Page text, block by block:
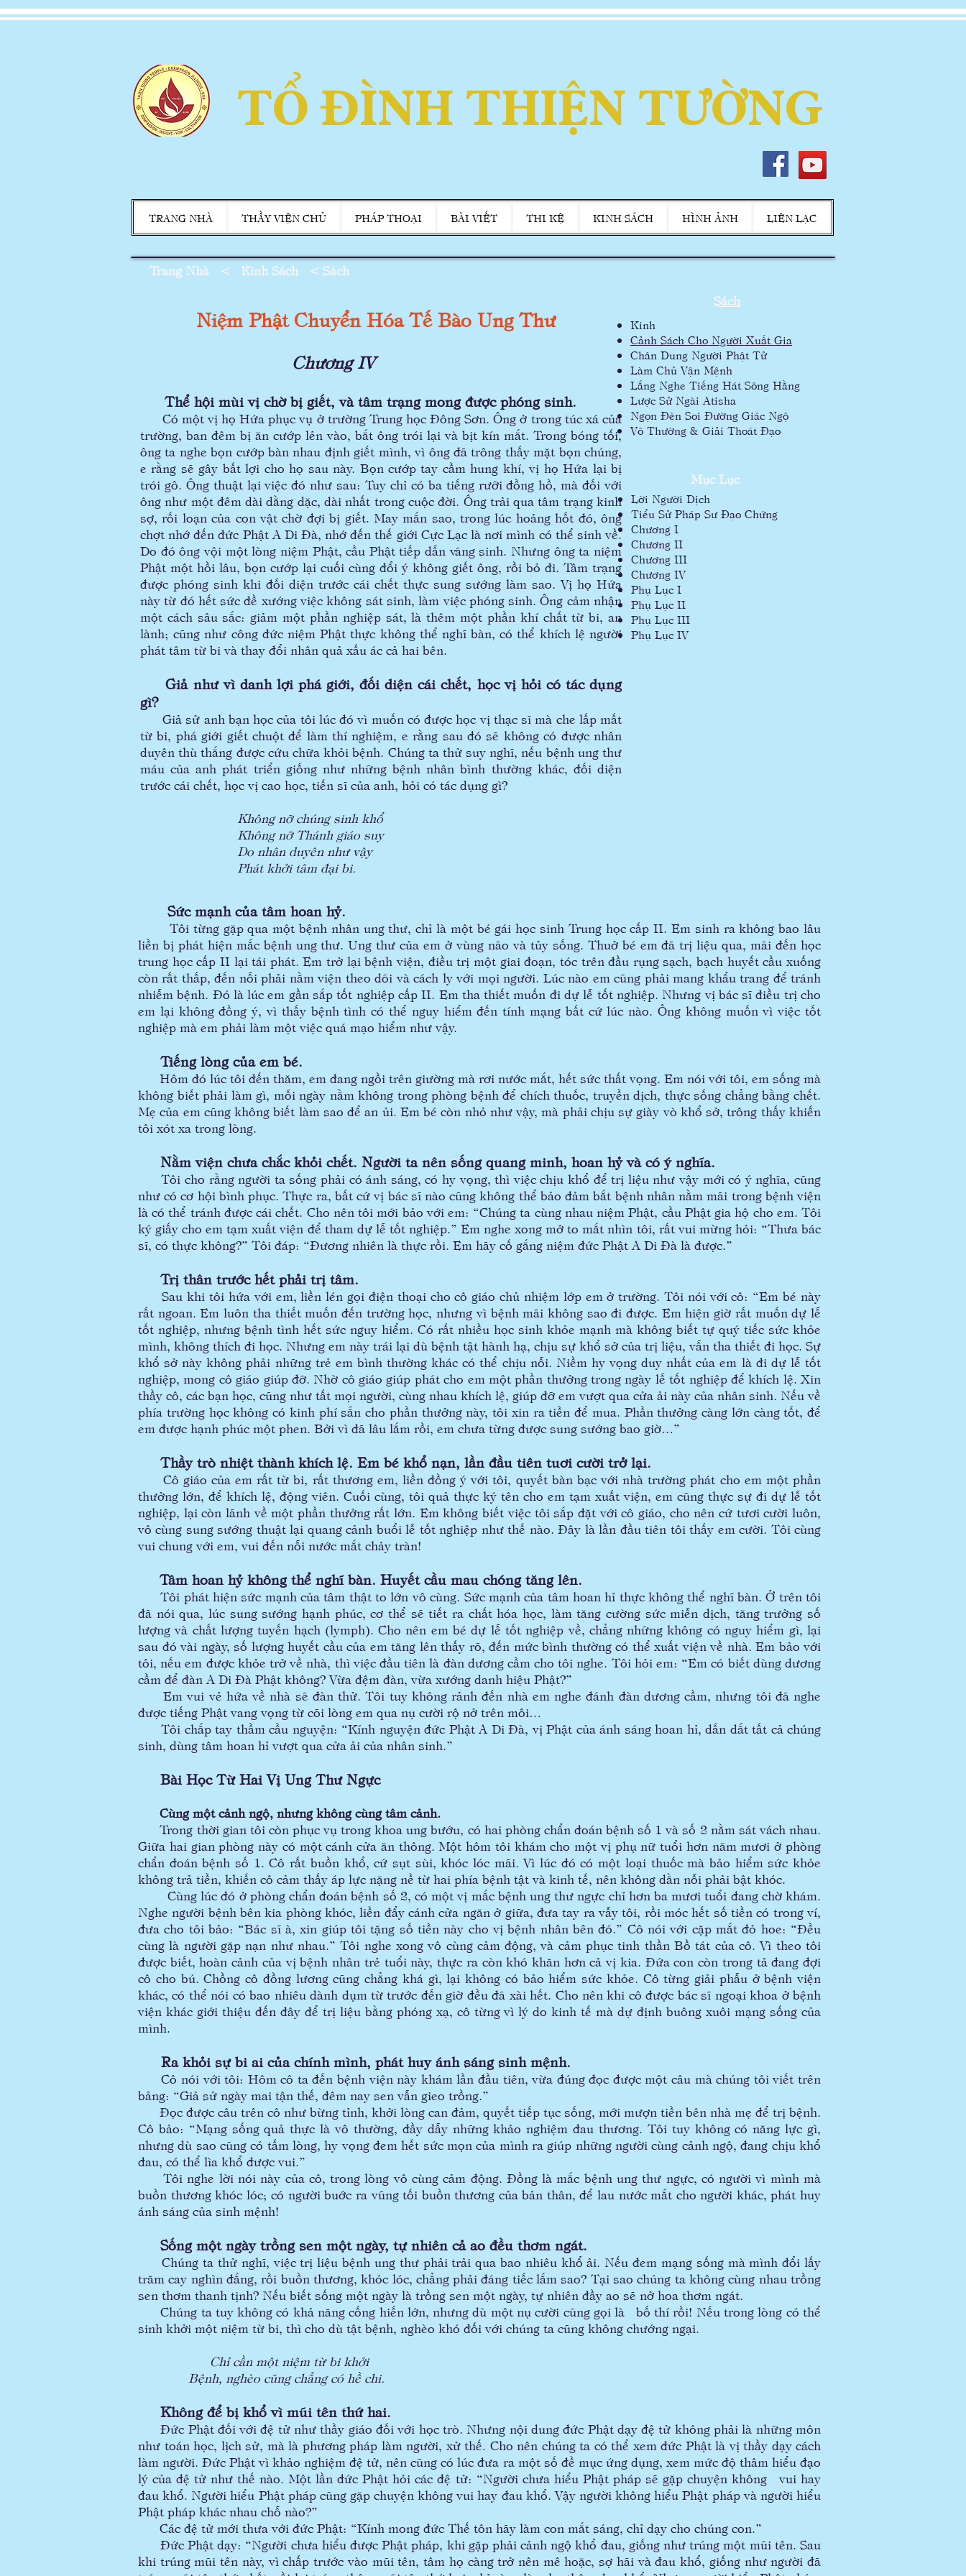
TỔ ĐÌNH THIỆN TƯỜNG
TRANG NHÀ THẦY VIỆN CHỦ PHÁP THOẠI BÀI VIẾT THI KỆ KINH SÁCH HÌNH ẢNH LIÊN LẠC
Trang Nhà < Kinh Sách < Sách
Niệm Phật Chuyển Hóa Tế Bào Ung Thư
Chương IV
Thể hội mùi vị chờ bị giết, và tâm trạng mong được phóng sinh.
Có một vị họ Hứa phục vụ ở trường Trung học Đông Sơn. Ông ở trong túc xá của
trường, ban đêm bị ăn cướp lẻn vào, bắt ông trói lại và bịt kín mắt. Trong bóng tối,
ông ta nghe bọn cướp bàn nhau định giết mình, vì ông đã trông thấy mặt bọn chúng,
e rằng sẽ gây bất lợi cho họ sau này. Bọn cướp tay cầm hung khí, vị họ Hứa lại bị
trói gô. Ông thuật lại việc đó như sau: Tuy chỉ có ba tiếng rưỡi đồng hồ, mà đối với
ông như một đêm dài dằng dặc, dài nhất trong cuộc đời. Ông trải qua tâm trạng kinh
sợ, rối loạn của con vật chờ đợi bị giết. May mắn sao, trong lúc hoảng hốt đó, ông
chợt nhớ đến đức Phật A Di Đà, nhớ đến thế giới Cực Lạc là nơi mình có thể sinh về.
Do đó ông vội một lòng niệm Phật, cầu Phật tiếp dẫn vãng sinh. Nhưng ông ta niệm
Phật một hồi lâu, bọn cướp lại cuối cùng đổi ý không giết ông, rồi bỏ đi. Tâm trạng
được phóng sinh khi đối diện trước cái chết thực sung sướng làm sao. Vị họ Hứa
này từ đó hết sức đề xướng việc không sát sinh, làm việc phóng sinh. Ông cảm nhận
một cách sâu sắc: giảm một phần nghiệp sát, là thêm một phần khí chất từ bi, an
lành; cũng như công đức niệm Phật thực không thể nghĩ bàn, có thể khích lệ người
phát tâm từ bi và thay đổi nhân quả xấu ác cả hai bên.
Giả như vì danh lợi phá giới, đối diện cái chết, học vị hỏi có tác dụng
gì?
Giả sử anh bạn học của tôi lúc đó vì muốn có được học vị thạc sĩ mà che lấp mất
từ bi, phá giới giết chuột để làm thí nghiệm, e rằng sau đó sẽ không có được nhân
duyên thù thắng được cứu chữa khỏi bệnh. Chúng ta thử suy nghĩ, nếu bệnh ung thư
máu của anh phát triển giống như những bệnh nhân bình thường khác, đối diện
trước cái chết, học vị cao học, tiến sĩ của anh, hỏi có tác dụng gì?
Không nỡ chúng sinh khổ
Không nỡ Thánh giáo suy
Do nhân duyên như vậy
Phát khởi tâm đại bi.
Sách
Mục Lục
Sức mạnh của tâm hoan hỷ.
Tôi từng gặp qua một bệnh nhân ung thư, chỉ là một bé gái học sinh Trung học cấp II. Em sinh ra không bao lâu
liền bị phát hiện mắc bệnh ung thư. Ung thư của em ở vùng não và tủy sống. Thuở bé em đã trị liệu qua, mãi đến học
trung học cấp II lại tái phát. Em trở lại bệnh viện, điều trị một giai đoạn, tóc trên đầu rụng sạch, bạch huyết cầu xuống
còn rất thấp, đến nỗi phải nằm viện theo dõi và cách ly với mọi người. Lúc nào em cũng phải mang khẩu trang để tránh
nhiễm bệnh. Đó là lúc em gần sắp tốt nghiệp cấp II. Em tha thiết muốn đi dự lễ tốt nghiệp. Nhưng vị bác sĩ điều trị cho
em lại không đồng ý, vì thấy bệnh tình có thể nguy hiểm đến tính mạng bất cứ lúc nào. Ông không muốn vì việc tốt
nghiệp mà em phải làm một việc quá mạo hiểm như vậy.
Tiếng lòng của em bé.
Hôm đó lúc tôi đến thăm, em đang ngồi trên giường mà rơi nước mắt, hết sức thất vọng. Em nói với tôi, em sống mà
không biết phải làm gì, mỗi ngày nằm không trong phòng bệnh để chích thuốc, truyền dịch, thực sống chẳng bằng chết.
Mẹ của em cũng không biết làm sao để an ủi. Em bé còn nhỏ như vậy, mà phải chịu sự giày vò khổ sở, trông thấy khiến
tôi xót xa trong lòng.
Nằm viện chưa chắc khỏi chết. Người ta nên sống quang minh, hoan hỷ và có ý nghĩa.
Tôi cho rằng người ta sống phải có ánh sáng, có hy vọng, thì việc chịu khổ để trị liệu như vậy mới có ý nghĩa, cũng
như có cơ hội bình phục. Thực ra, bất cứ vị bác sĩ nào cũng không thể bảo đảm bắt bệnh nhân nằm mãi trong bệnh viện
là có thể tránh được cái chết. Cho nên tôi mới bảo với em: “Chúng ta cùng nhau niệm Phật, cầu Phật gia hộ cho em. Tôi
ký giấy cho em tạm xuất viện để tham dự lễ tốt nghiệp.” Em nghe xong mở to mắt nhìn tôi, rất vui mừng hỏi: “Thưa bác
sĩ, có thực không?” Tôi đáp: “Đương nhiên là thực rồi. Em hãy cố gắng niệm đức Phật A Di Đà là được.”
Trị thân trước hết phải trị tâm.
Sau khi tôi hứa với em, liền lén gọi điện thoại cho cô giáo chủ nhiệm lớp em ở trường. Tôi nói với cô: “Em bé này
rất ngoan. Em luôn tha thiết muốn đến trường học, nhưng vì bệnh mãi không sao đi được. Em hiện giờ rất muốn dự lễ
tốt nghiệp, nhưng bệnh tình hết sức nguy hiểm. Có rất nhiều học sinh khỏe mạnh mà không biết tự quý tiếc sức khỏe
mình, không thích đi học. Nhưng em này trái lại dù bệnh tật hành hạ, chịu sự khổ sở của trị liệu, vẫn tha thiết đi học. Sự
khổ sở này không phải những trẻ em bình thường khác có thể chịu nỗi. Niềm hy vọng duy nhất của em là đi dự lễ tốt
nghiệp, mong cô giáo giúp đỡ. Nhờ cô giáo giúp phát cho em một phần thưởng trong ngày lễ tốt nghiệp để khích lệ. Xin
thầy cô, các bạn học, cũng như tất mọi người, cùng nhau khích lệ, giúp đỡ em vượt qua cửa ải này của nhân sinh. Nếu về
phía trường học không có kinh phí sẵn cho phần thưởng này, tôi xin ra tiền để mua. Phần thưởng càng lớn càng tốt, để
em được hạnh phúc một phen. Bởi vì đã lâu lắm rồi, em chưa từng được sung sướng bao giờ…”
Thầy trò nhiệt thành khích lệ. Em bé khổ nạn, lần đầu tiên tuơi cười trở lại.
Cô giáo của em rất từ bi, rất thương em, liền đồng ý với tôi, quyết bàn bạc với nhà trường phát cho em một phần
thưởng lớn, để khích lệ, động viên. Cuối cùng, tôi quả thực ký tên cho em tạm xuất viện, em cũng thực sự đi dự lễ tốt
nghiệp, lại còn lãnh về một phần thưởng rất lớn. Em không biết việc tôi sắp đặt với cô giáo, cho nên cứ tươi cười luôn,
vô cùng sung sướng thuật lại quang cảnh buổi lễ tốt nghiệp như thế nào. Đây là lần đầu tiên tôi thấy em cười. Tôi cùng
vui chung với em, vui đến nỗi nước mắt chảy tràn!
Tâm hoan hỷ không thể nghĩ bàn. Huyết cầu mau chóng tăng lên.
Tôi phát hiện sức mạnh của tâm thật to lớn vô cùng. Sức mạnh của tâm hoan hỉ thực không thể nghĩ bàn. Ở trên tôi
đã nói qua, lúc sung sướng hạnh phúc, cơ thể sẽ tiết ra chất hóa học, làm tăng cường sức miễn dịch, tăng trưởng số
lượng và chất lượng tuyến hạch (lymph). Cho nên em bé dự lễ tốt nghiệp về, chẳng những không có nguy hiểm gì, lại
sau đó vài ngày, số lượng huyết cầu của em tăng lên thấy rõ, đến mức bình thường có thể xuất viện về nhà. Em bảo với
tôi, nếu em được khỏe trở về nhà, thì việc đầu tiên là đàn dương cầm cho tôi nghe. Tôi hỏi em: “Em có biết dùng dương
cầm để đàn A Di Đà Phật không? Vừa đệm đàn, vừa xướng danh hiệu Phật?”
Em vui vẻ hứa về nhà sẽ đàn thử. Tôi tuy không rảnh đến nhà em nghe đánh đàn dương cầm, nhưng tôi đã nghe
được tiếng Phật vang vọng từ cõi lòng em qua nụ cười rộ nở trên môi…
Tôi chắp tay thầm cầu nguyện: “Kính nguyện đức Phật A Di Đà, vị Phật của ánh sáng hoan hỉ, dẫn dắt tất cả chúng
sinh, dùng tâm hoan hỉ vượt qua cửa ải của nhân sinh.”
Bài Học Từ Hai Vị Ung Thư Ngực
Cùng một cảnh ngộ, nhưng không cùng tâm cảnh.
Trong thời gian tôi còn phục vụ trong khoa ung bướu, có hai phòng chẩn đoán bệnh số 1 và số 2 nằm sát vách nhau.
Giữa hai gian phòng này có một cánh cửa ăn thông. Một hôm tôi khám cho một vị phụ nữ tuổi hơn năm mươi ở phòng
chẩn đoán bệnh số 1. Cô rất buồn khổ, cứ sụt sùi, khóc lóc mãi. Vì lúc đó có một loại thuốc mà bảo hiểm sức khỏe
không trả tiền, khiến cô cảm thấy áp lực nặng nề từ hai phía bệnh tật và kinh tế, nên không dằn nỗi phải bật khóc.
Cùng lúc đó ở phòng chẩn đoán bệnh số 2, có một vị mắc bệnh ung thư ngực chỉ hơn ba mươi tuổi đang chờ khám.
Nghe người bệnh bên kia phòng khóc, liền đẩy cánh cửa ngăn ở giữa, đưa tay ra vẫy tôi, rồi móc hết số tiền có trong ví,
đưa cho tôi bảo: “Bác sĩ à, xin giúp tôi tặng số tiền này cho vị bệnh nhân bên đó.” Cô nói với cặp mắt đỏ hoe: “Đều
cùng là người gặp nạn như nhau.” Tôi nghe xong vô cùng cảm động, và cảm phục tinh thần Bồ tát của cô. Vì theo tôi
được biết, hoàn cảnh của vị bệnh nhân trẻ tuổi này, thực ra còn khó khăn hơn cả vị kia. Đứa con còn trong tả đang đợi
cô cho bú. Chồng cô đồng lương cũng chẳng khá gì, lại không có bảo hiểm sức khỏe. Cô từng giải phẫu ở bệnh viện
khác, có thể nói có bao nhiêu dành dụm từ trước đến giờ đều đã xài hết. Cho nên khi cô được bác sĩ ngoại khoa ở bệnh
viện khác giới thiệu đến đây để trị liệu bằng phóng xạ, cô từng vì lý do kinh tế mà dự định buông xuôi mạng sống của
mình.
Ra khỏi sự bi ai của chính mình, phát huy ánh sáng sinh mệnh.
Cô nói với tôi: Hôm cô ta đến bệnh viện này khám lần đầu tiên, vừa đúng đọc được một câu mà chúng tôi viết trên
bảng: “Giả sử ngày mai tận thế, đêm nay sen vẫn gieo trồng.”
Đọc được câu trên cô như bừng tỉnh, khởi lòng can đảm, quyết tiếp tục sống, mới mượn tiền bên nhà mẹ để trị bệnh.
Cô bảo: “Mạng sống quả thực là vô thường, đầy dẫy những khảo nghiệm đau thương. Tôi tuy không có năng lực gì,
nhưng dù sao cũng có tấm lòng, hy vọng đem hết sức mọn của mình ra giúp những người cùng cảnh ngộ, đang chịu khổ
đau, có thể lìa khổ được vui.”
Tôi nghe lời nói này của cô, trong lòng vô cùng cảm động. Đồng là mắc bệnh ung thư ngực, có người vì mình mà
buồn thương khóc lóc; có người buớc ra vũng tối buồn thương của bản thân, để lau nước mắt cho người khác, phát huy
ánh sáng của sinh mệnh!
Sống một ngày trồng sen một ngày, tự nhiên cả ao đều thơm ngát.
Chúng ta thử nghĩ, việc trị liệu bệnh ung thư phải trải qua bao nhiêu khổ ải. Nếu đem mạng sống mà mình đổi lấy
trăm cay nghìn đắng, rồi buồn thương, khóc lóc, chẳng phải đáng tiếc lắm sao? Tại sao chúng ta không cùng nhau trồng
sen thơm thanh tịnh? Nếu biết sống một ngày là trồng sen một ngày, tự nhiên đầy ao sẽ nở hoa thơm ngát.
Chúng ta tuy không có khả năng cống hiến lớn, nhưng dù một nụ cười cũng gọi là bố thí rồi! Nếu trong lòng có thể
sinh khởi một niệm từ bi, thì cho dù tật bệnh, nghèo khó đối với chúng ta cũng không chướng ngại.
Chỉ cần một niệm từ bi khởi
Bệnh, nghèo cũng chẳng có hề chi.
Không để bị khổ vì mũi tên thứ hai.
Đức Phật đối với đệ tử như thầy giáo đối với học trò. Nhưng nội dung đức Phật dạy đệ tử không phải là những môn
như toán học, lịch sử, mà là phương pháp làm người, xử thế. Cho nên chúng ta có thể xem đức Phật là vị thầy dạy cách
làm người. Đức Phật vì khảo nghiệm đệ tử, nên cũng có lúc đưa ra một số đề mục ứng dụng, xem mức độ thâm hiểu đạo
lý của đệ tử như thế nào. Một lần đức Phật hỏi các đệ tử: “Người chưa hiểu Phật pháp sẽ gặp chuyện không vui hay
đau khổ. Người hiểu Phật pháp cũng gặp chuyện không vui hay đau khổ. Vậy người không hiểu Phật pháp và người hiểu
Phật pháp khác nhau chỗ nào?”
Các đệ tử mới thưa với đức Phật: “Kính mong đức Thế tôn hãy làm con mắt sáng, chỉ dạy cho chúng con.”
Đức Phật dạy: “Người chưa hiểu được Phật pháp, khi gặp phải cảnh ngộ khổ đau, giống như trúng một mũi tên. Sau
khi trúng mũi tên này, vì chấp trước vào mũi tên, tâm họ càng trở nên mê hoặc, sợ hãi và đau khổ, giống như người đã
Lời Người Dịch
Tiểu Sử Pháp Sư Đạo Chứng
Chương I
Chương II
Chương III
Chương IV
Phụ Lục I
Phụ Lục II
Phụ Lục III
Phụ Lục IV
Kinh
Cảnh Sách Cho Người Xuất Gia
Chân Dung Người Phật Tử
Làm Chủ Vận Mệnh
Lắng Nghe Tiếng Hát Sông Hằng
Lược Sử Ngài Atisha
Ngọn Đèn Soi Đường Giác Ngộ
Vô Thường & Giải Thoát Đạo